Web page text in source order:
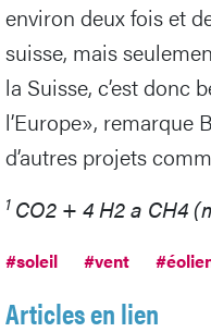
environ deux fois et
suisse, mais
la Suisse, c’est donc
l’Europe», remarque
d’autres projets
1 CO2 + 4 H2 a CH4
#soleil #vent
Articles en lien